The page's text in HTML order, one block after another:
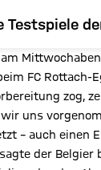
Testspiele
am
FC Rottach-
zog,
uns
– auch einen
der Belgier